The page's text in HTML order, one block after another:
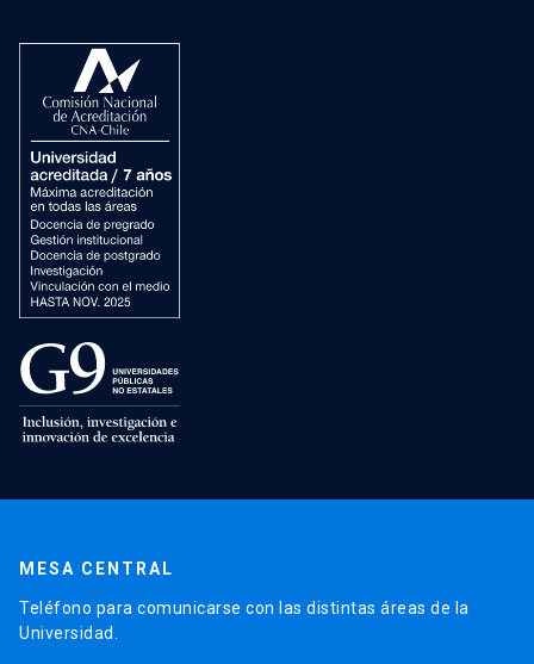
MESA CENTRAL
Teléfono para comunicarse con las distintas áreas de la
Universidad.